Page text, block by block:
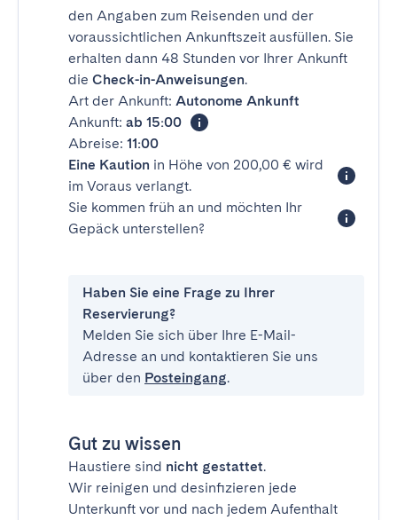
den Angaben zum Reisenden und der
voraussichtlichen Ankunftszeit ausfüllen. Sie
erhalten dann 48 Stunden vor Ihrer Ankunft
die Check-in-Anweisungen.
Art der Ankunft: Autonome Ankunft
Ankunft: ab 15:00
Abreise: 11:00
Eine Kaution in Höhe von 200,00 € wird
im Voraus verlangt.
Sie kommen früh an und möchten Ihr
Gepäck unterstellen?
Haben Sie eine Frage zu Ihrer
Reservierung?
Melden Sie sich über Ihre E-Mail-
Adresse an und kontaktieren Sie uns
über den Posteingang.
Gut zu wissen
Haustiere sind nicht gestattet.
Wir reinigen und desinfizieren jede
Unterkunft vor und nach jedem Aufenthalt